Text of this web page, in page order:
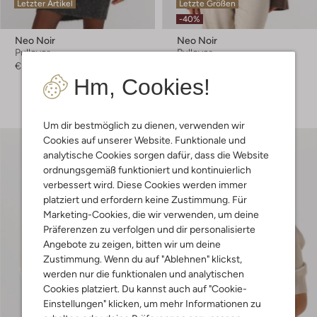
Hm, Cookies!
Um dir bestmöglich zu dienen, verwenden wir
Cookies auf unserer Website. Funktionale und
analytische Cookies sorgen dafür, dass die Website
ordnungsgemäß funktioniert und kontinuierlich
verbessert wird. Diese Cookies werden immer
platziert und erfordern keine Zustimmung. Für
Marketing-Cookies, die wir verwenden, um deine
Präferenzen zu verfolgen und dir personalisierte
Angebote zu zeigen, bitten wir um deine
Zustimmung. Wenn du auf "Ablehnen" klickst,
werden nur die funktionalen und analytischen
Cookies platziert. Du kannst auch auf "Cookie-
Einstellungen" klicken, um mehr Informationen zu
Letzter Artikel
Neo Noir
Pullover
€ 69,99
Letzte Größen
-40%
Neo Noir
Pullover
+ mehr farben